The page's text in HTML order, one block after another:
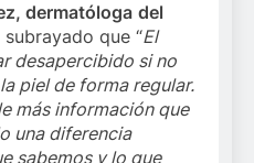
dermatóloga del
subrayado que “El
desapercibido si no
piel de forma regular.
más información que
una diferencia
sabemos y lo que